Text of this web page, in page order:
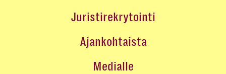
Juristirekrytointi
Ajankohtaista
Medialle